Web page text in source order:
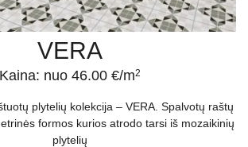
VERA
Kaina: nuo 46.00 €/m2
plytelių kolekcija – VERA. Spalvotų raštų
formos kurios atrodo tarsi iš mozaikinių
plytelių